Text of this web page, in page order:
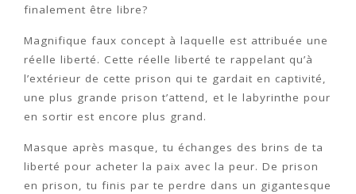
finalement être libre?
Magnifique faux concept à laquelle est attribuée une
réelle liberté. Cette réelle liberté te rappelant qu’à
l’extérieur de cette prison qui te gardait en captivité,
une plus grande prison t’attend, et le labyrinthe pour
en sortir est encore plus grand.
Masque après masque, tu échanges des brins de ta
liberté pour acheter la paix avec la peur. De prison
en prison, tu finis par te perdre dans un gigantesque